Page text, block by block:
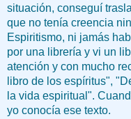
situación, conseguí
que no tenía creencia
Espiritismo, ni jamás
por una librería y vi un
atención y con mucho
libro de los espíritus",
la vida espiritual".
yo conocía ese texto.